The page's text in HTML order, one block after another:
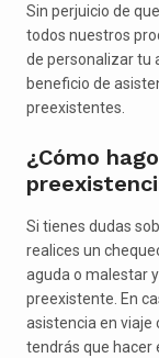
Sin perjuicio de
todos nuestros
de personalizar tu
beneficio de
preexistentes.
¿Cómo
Si tienes dudas
realices un
aguda o malestar
preexistente. En
asistencia en viaje
tendrás que hacer